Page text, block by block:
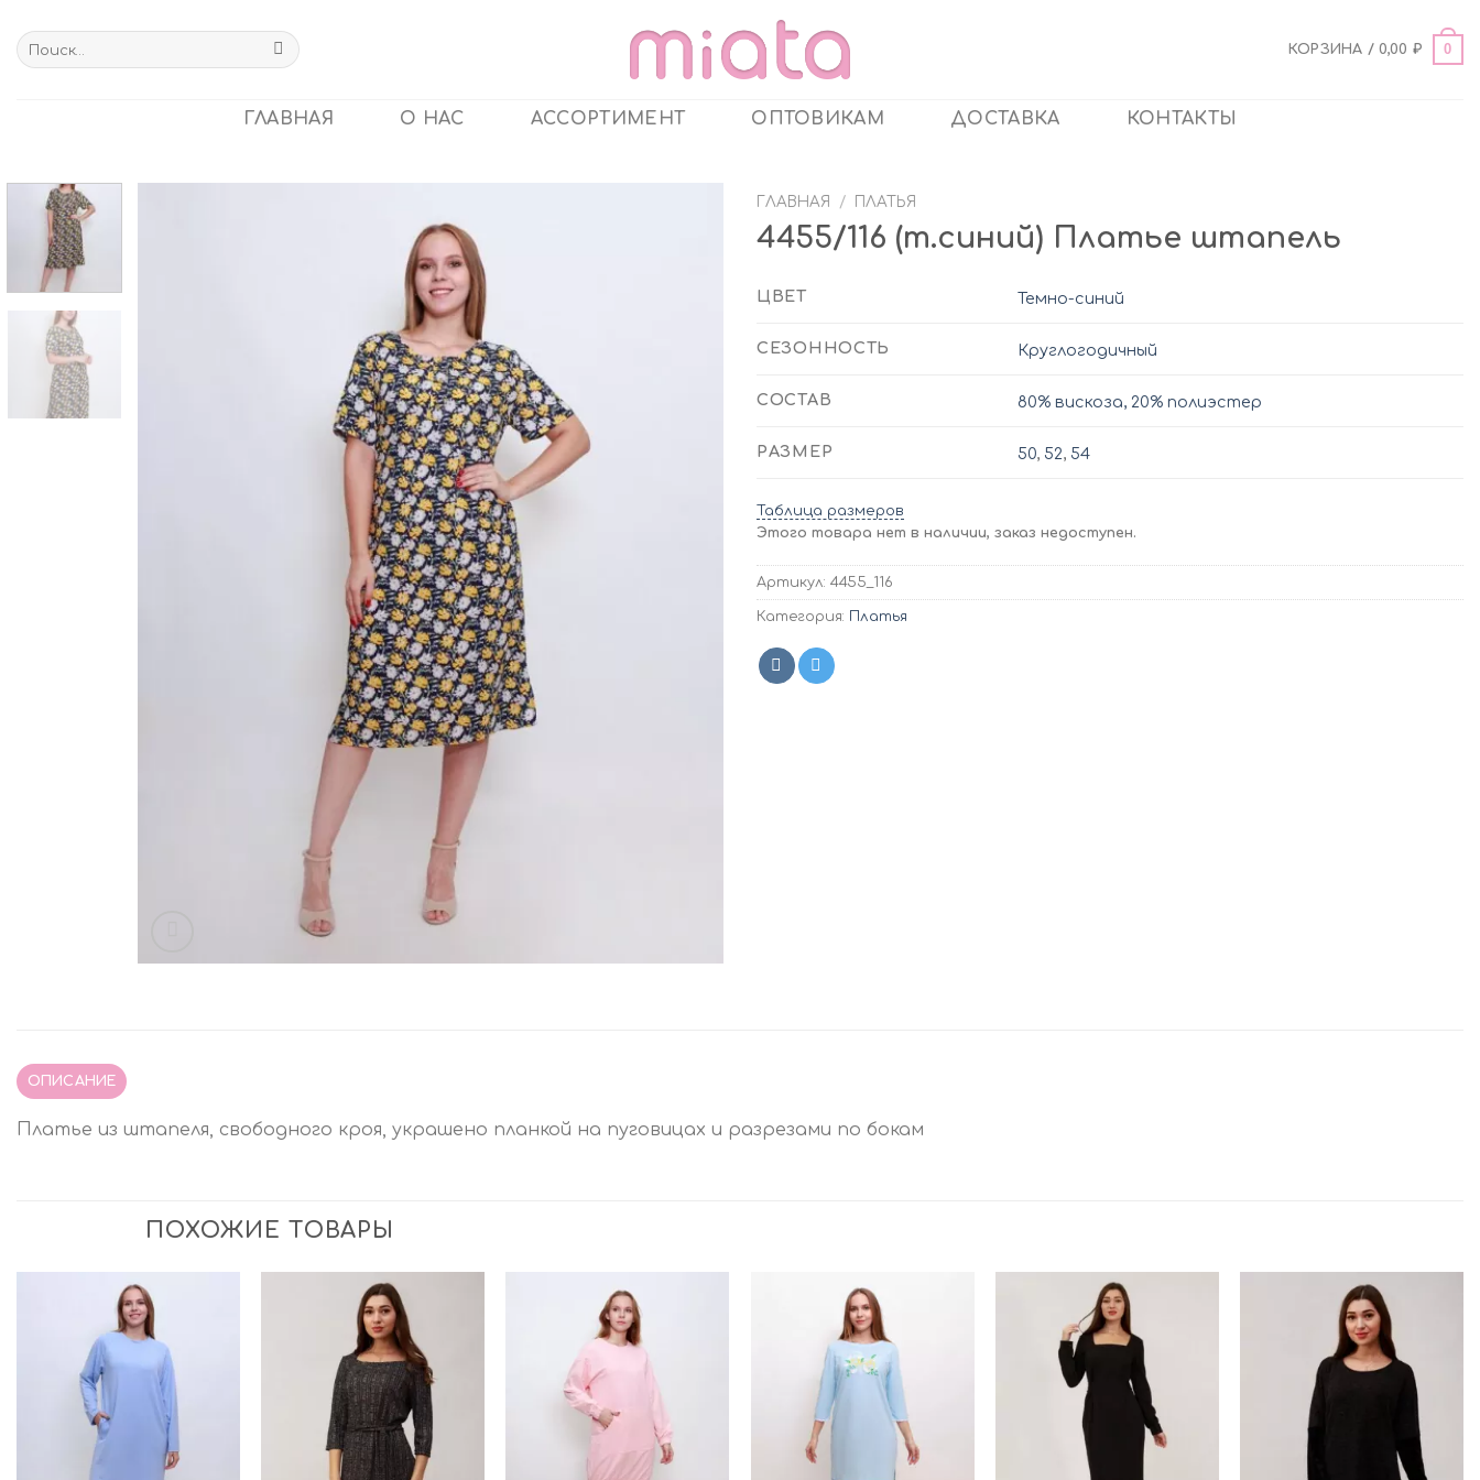
content
Искать:
КОРЗИНА /0,00 ₽ 0
ГЛАВНАЯ О НАС АССОРТИМЕНТ ОПТОВИКАМ ДОСТАВКА КОНТАКТЫ
ГЛАВНАЯ / ПЛАТЬЯ
4455/116 (т.синий) Платье штапель
ЦВЕТ Темно-синий
СЕЗОННОСТЬ Круглогодичный
СОСТАВ 80% вискоза, 20% полиэстер
РАЗМЕР 50, 52, 54
Таблица размеров
Этого товара нет в наличии, заказ недоступен.
Артикул: 4455_116
Категория: Платья
ОПИСАНИЕ
Платье из штапеля, свободного кроя, украшено планкой на пуговицах и разрезами по бокам
ПОХОЖИЕ ТОВАРЫ